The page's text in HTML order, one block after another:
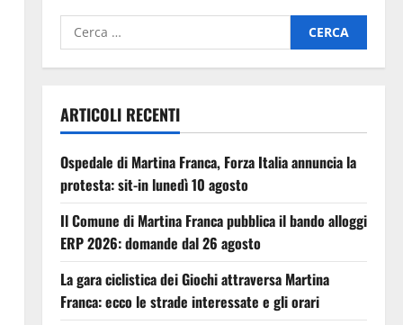
ARTICOLI RECENTI
Ospedale di Martina Franca, Forza Italia annuncia la
protesta: sit-in lunedì 10 agosto
Il Comune di Martina Franca pubblica il bando alloggi
ERP 2026: domande dal 26 agosto
La gara ciclistica dei Giochi attraversa Martina
Franca: ecco le strade interessate e gli orari